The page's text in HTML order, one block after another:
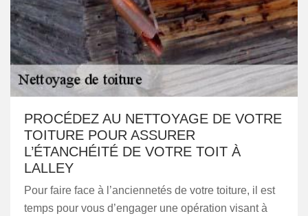
PROCÉDEZ AU NETTOYAGE DE VOTRE
TOITURE POUR ASSURER
L’ÉTANCHÉITÉ DE VOTRE TOIT À
LALLEY
Pour faire face à l’anciennetés de votre toiture, il est
temps pour vous d’engager une opération visant à